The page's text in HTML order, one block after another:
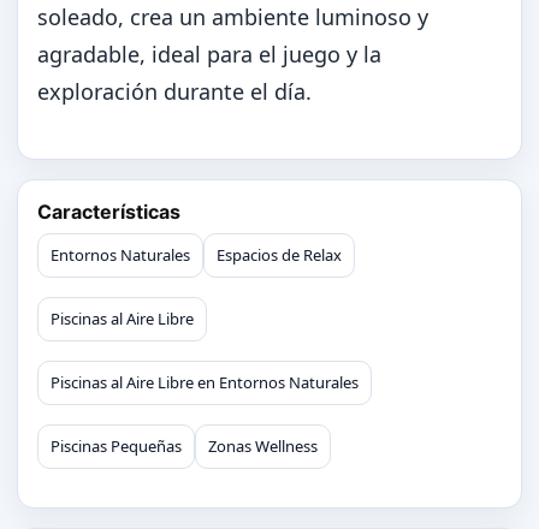
soleado, crea un ambiente luminoso y
agradable, ideal para el juego y la
exploración durante el día.
Características
Entornos Naturales Espacios de Relax
Piscinas al Aire Libre
Piscinas al Aire Libre en Entornos Naturales
Piscinas Pequeñas Zonas Wellness